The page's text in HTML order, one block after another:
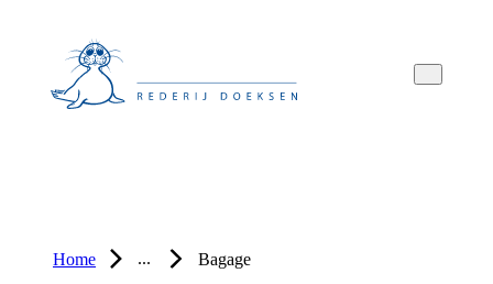
Overslaan
naar
hoofdnavigatie
Overslaan
naar
hoofdinhoud
Overslaan
naar
voettekstinhoud
Home ... Bagage